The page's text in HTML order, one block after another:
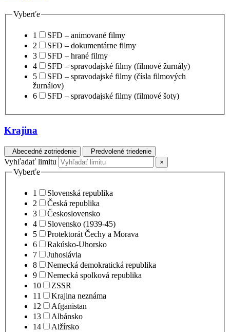
Vyberťe
1
SFD – animované filmy
2
SFD – dokumentárne filmy
3
SFD – hrané filmy
4
SFD – spravodajské filmy (filmové žurnály)
5
SFD – spravodajské filmy (čísla filmových
žurnálov)
6
SFD – spravodajské filmy (filmové šoty)
Krajina
Abecedné zotriedenie Predvolené triedenie
Vyhľadať limitu ×
Vyberťe
1
Slovenská republika
2
Česká republika
3
Československo
4
Slovensko (1939-45)
5
Protektorát Čechy a Morava
6
Rakúsko-Uhorsko
7
Juhoslávia
8
Nemecká demokratická republika
9
Nemecká spolková republika
10
ZSSR
11
Krajina neznáma
12
Afganistan
13
Albánsko
14
Alžírsko